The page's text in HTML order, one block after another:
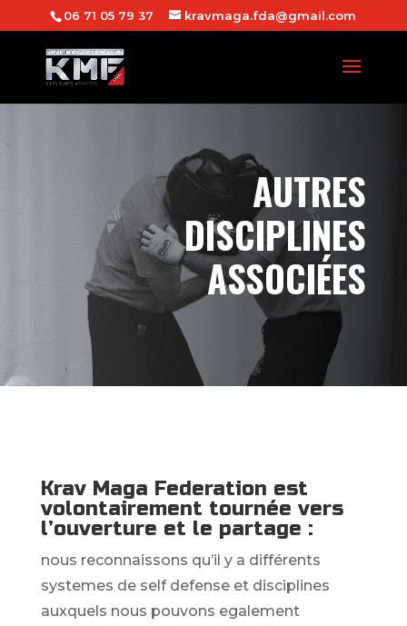
06 71 05 79 37 kravmaga.fda@gmail.com
AUTRES
DISCIPLINES
ASSOCIÉES
Krav Maga Federation est
volontairement tournée vers
l’ouverture et le partage :
nous reconnaissons qu’il y a différents
systemes de self defense et disciplines
auxquels nous pouvons egalement